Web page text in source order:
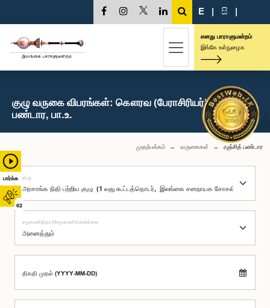
பார்க்க
02
E | සි |
எனது பாராளுமன்றம்
இங்கே உள்நுழைக
குழு வருகை விபரங்கள்: கௌரவ (பேராசிரியர்) ரஞ்சித்
பண்டார, பா.உ.
முதற்பக்கம் வருகைகள் ரஞ்சித் பண்டார
குழு
சமூகமளித்தார்/சமூகமளிக்கவில்லை
திகதி முதல் (YYYY-MM-DD)